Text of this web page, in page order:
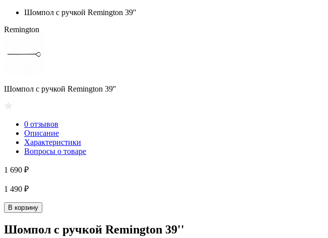
Шомпол с ручкой Remington 39''
Remington
Шомпол с ручкой Remington 39''
0 отзывов
Описание
Характеристики
Вопросы о товаре
1 690 ₽
1 490 ₽
В корзину
Шомпол с ручкой Remington 39''